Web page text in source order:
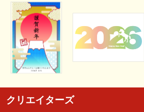
クリエイターズ